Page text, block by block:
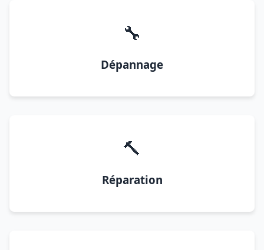
🔧
Dépannage
🔨
Réparation